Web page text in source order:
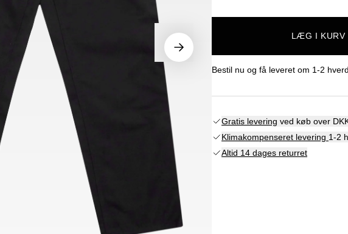
LÆG I KURV
Bestil nu og få leveret om 1-2
Gratis levering ved køb over
Klimakompenseret levering 1-2
Altid 14 dages returret